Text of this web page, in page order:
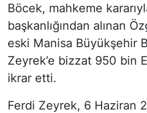
Böcek, mahkeme
başkanlığından alınan
eski Manisa Büyükşehir
Zeyrek’e bizzat 950 bin
ikrar etti.
Ferdi Zeyrek, 6 Haziran